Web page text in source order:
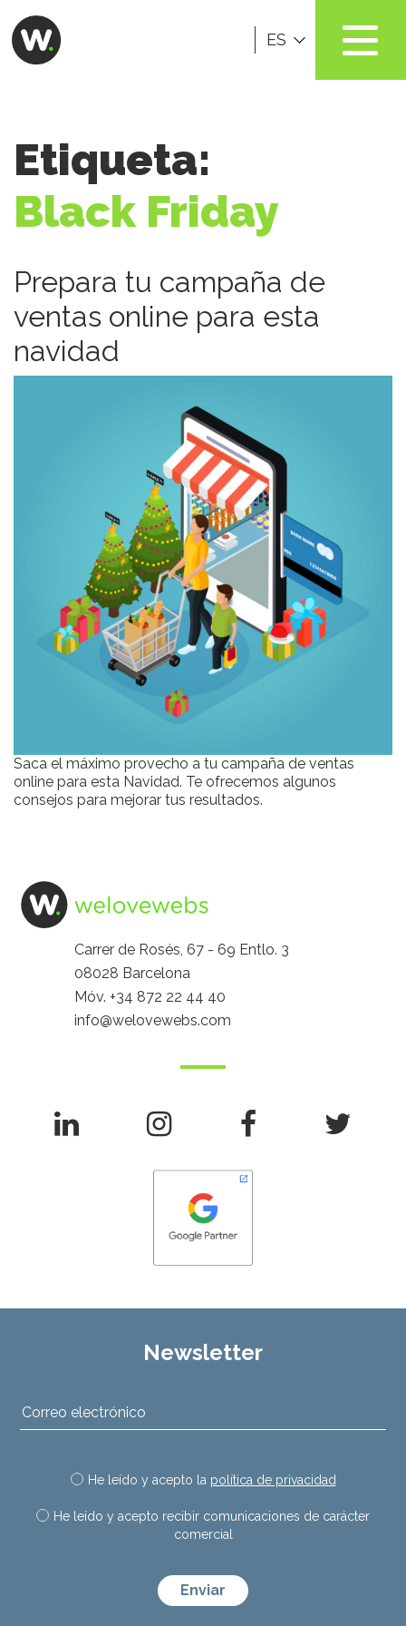
ES
Etiqueta:
Black Friday
Prepara tu campaña de
ventas online para esta
navidad
Saca el máximo provecho a tu campaña de ventas
online para esta Navidad. Te ofrecemos algunos
consejos para mejorar tus resultados.
Carrer de Rosés, 67 - 69 Entlo. 3
08028 Barcelona
Móv.+34 872 22 44 40
info@welovewebs.com
Newsletter
He leído y acepto la política de privacidad
He leído y acepto recibir comunicaciones de carácter
comercial